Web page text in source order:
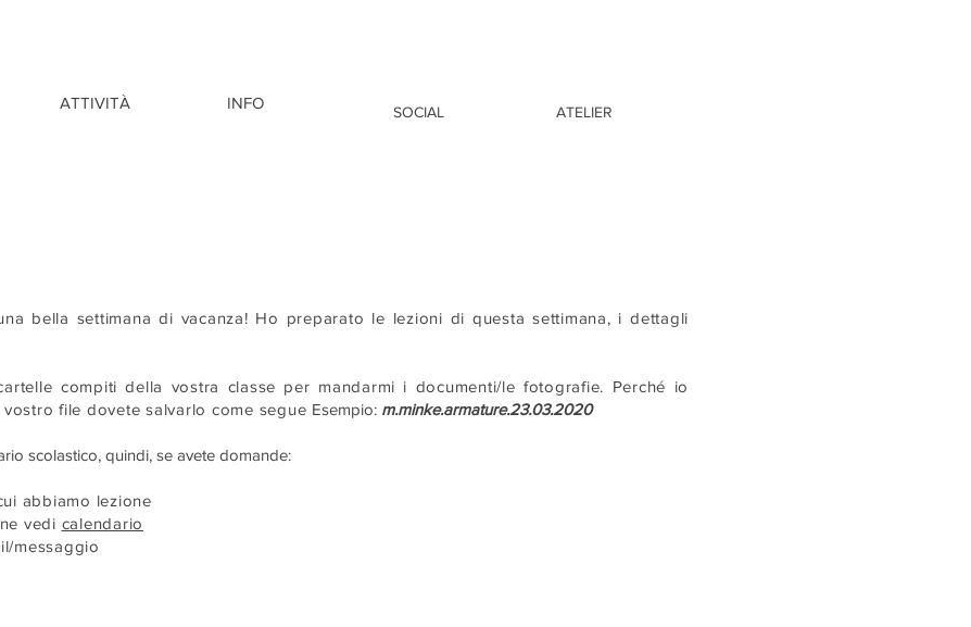
ATTIVITÀ INFO SOCIAL ATELIER
bella settimana di vacanza! Ho preparato le lezioni di questa settimana, i dettagli
compiti della vostra classe per mandarmi i documenti/le fotografie. Perché io
file dovete salvarlo come segue Esempio: m.minke.armature.23.03.2020
scolastico, quindi, se avete domande:
abbiamo lezione
vedi calendario
messaggio